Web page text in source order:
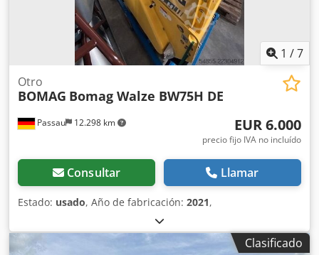
1 /7
Passau 12.298 km
Otro
BOMAG Bomag Walze BW75H DE
EUR 6.000
precio fijo IVA no incluído
Consultar Llamar
Estado: usado, Año de fabricación: 2021,
Clasificado